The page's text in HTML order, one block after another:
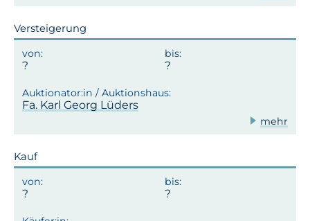
Versteigerung
Fa. Karl Georg Lüders
mehr
Kauf